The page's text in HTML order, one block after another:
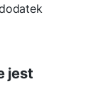
jest